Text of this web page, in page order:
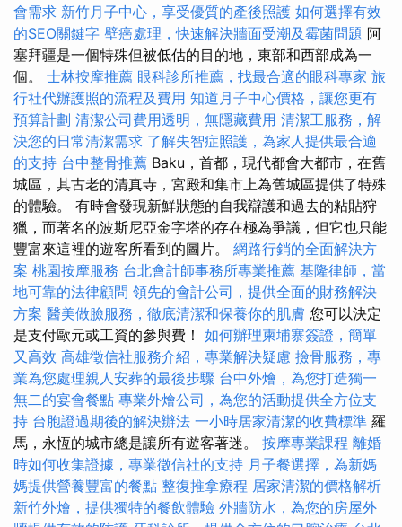
會需求 新竹月子中心，享受優質的產後照護 如何選擇有效
的SEO關鍵字 壁癌處理，快速解決牆面受潮及霉菌問題 阿
塞拜疆是一個特殊但被低估的目的地，東部和西部成為一
個。 士林按摩推薦 眼科診所推薦，找最合適的眼科專家 旅
行社代辦護照的流程及費用 知道月子中心價格，讓您更有
預算計劃 清潔公司費用透明，無隱藏費用 清潔工服務，解
決您的日常清潔需求 了解失智症照護，為家人提供最合適
的支持 台中整骨推薦 Baku，首都，現代都會大都市，在舊
城區，其古老的清真寺，宮殿和集市上為舊城區提供了特殊
的體驗。 有時會發現新鮮狀態的自我辯護和過去的粘貼狩
獵，而著名的波斯尼亞金字塔的存在極為爭議，但它也只能
豐富來這裡的遊客所看到的圖片。 網路行銷的全面解決方
案 桃園按摩服務 台北會計師事務所專業推薦 基隆律師，當
地可靠的法律顧問 領先的會計公司，提供全面的財務解決
方案 醫美做臉服務，徹底清潔和保養你的肌膚 您可以決定
是支付歐元或工資的參與費！ 如何辦理柬埔寨簽證，簡單
又高效 高雄徵信社服務介紹，專業解決疑慮 撿骨服務，專
業為您處理親人安葬的最後步驟 台中外燴，為您打造獨一
無二的宴會餐點 專業外燴公司，為您的活動提供全方位支
持 台胞證過期後的解決辦法 一小時居家清潔的收費標準 羅
馬，永恆的城市總是讓所有遊客著迷。 按摩專業課程 離婚
時如何收集證據，專業徵信社的支持 月子餐選擇，為新媽
媽提供營養豐富的餐點 整復推拿療程 居家清潔的價格解析
新竹外燴，提供獨特的餐飲體驗 外牆防水，為您的房屋外